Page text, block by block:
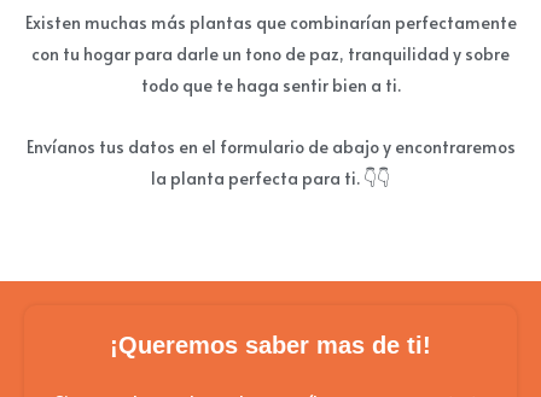
Existen muchas más plantas que combinarían perfectamente
con tu hogar para darle un tono de paz, tranquilidad y sobre
todo que te haga sentir bien a ti.
Envíanos tus datos en el formulario de abajo y encontraremos
la planta perfecta para ti. 👇👇
¡Queremos saber mas de ti!